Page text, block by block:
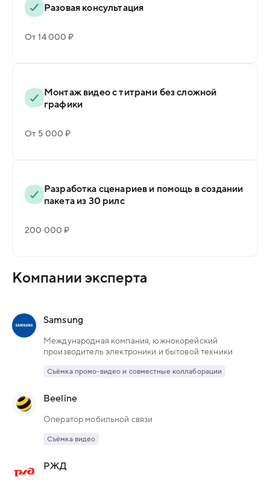
Разовая консультация
От 14 000 ₽
Монтаж видео с титрами без сложной
графики
От 5 000 ₽
Разработка сценариев и помощь в создании
пакета из 30 рилс
200 000 ₽
Компании эксперта
Samsung
Международная компания, южнокорейский
производитель электроники и бытовой техники
Съёмка промо-видео и совместные коллаборации
Beeline
Оператор мобильной связи
Съёмка видео
РЖД